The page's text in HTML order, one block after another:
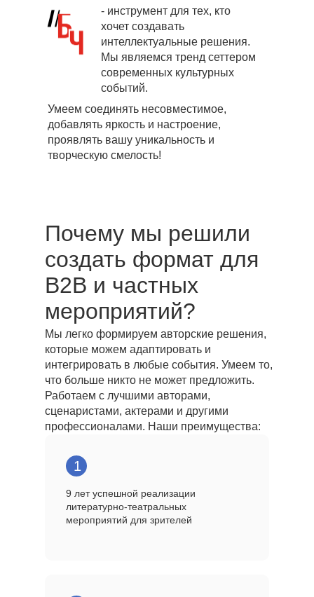
- инструмент для тех, кто
хочет создавать
интеллектуальные решения.
Мы являемся тренд сеттером
современных культурных
событий.
Умеем соединять несовместимое,
добавлять яркость и настроение,
проявлять вашу уникальность и
творческую смелость!
Почему мы решили
создать формат для
B2B и частных
мероприятий?
Мы легко формируем авторские решения,
которые можем адаптировать и
интегрировать в любые события. Умеем то,
что больше никто не может предложить.
Работаем с лучшими авторами,
сценаристами, актерами и другими
профессионалами. Наши преимущества:
9 лет успешной реализации
литературно-театральных
мероприятий для зрителей
1